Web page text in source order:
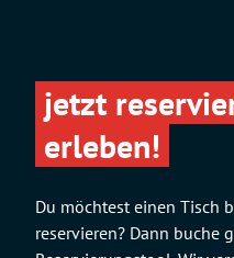
jetzt
erleben!
Du möchtest einen Tisch
reservieren? Dann buche